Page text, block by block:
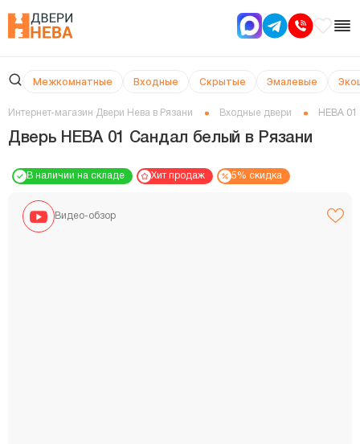
Межкомнатные Входные Скрытые Эмалевые
Интернет-магазин Двери Нева в Рязани Входные двери НЕВА 01
Дверь НЕВА 01 Сандал белый в Рязани
В наличии на складе Хит продаж 5% скидка
Видео-обзор